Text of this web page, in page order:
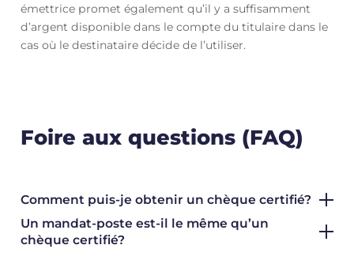
émettrice promet également qu’il y a suffisamment
d’argent disponible dans le compte du titulaire dans le
cas où le destinataire décide de l’utiliser.
Foire aux questions (FAQ)
Comment puis-je obtenir un chèque certifié?
Un mandat-poste est-il le même qu’un
chèque certifié?